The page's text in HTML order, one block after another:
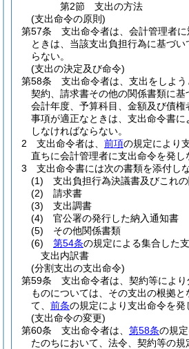
第2節
支出の方法
(支出命令の原則)
第57条
支出命令者は、会計管理者
ときは、当該支出負担行為に基づ
らない。
(支出の決定及び命令)
第58条
支出命令者は、支出をしよう
契約、請求書その他の関係書類に基
会計年度、予算科目、金額及び債
事項が適正なときは、支出命令書
しなければならない。
2
支出命令者は、 前項の規定により
直ちに会計管理者に支出命令を発し
3
支出命令書には次の書類を添付し
(1)
支出負担行為決議書及びこれ
(2)
請求書
(3)
支出調書
(4)
官公署の発行した納入通知書
(5)
その他関係書類
(6)
第54条の規定による集合した
支出内訳書
(分割支出の支出命令)
第59条
支出命令者は、契約等によ
ものについては、その支出の根拠
て、 前条の規定により支出命令を発
(支出命令の変更)
第60条
支出命令者は、 第58条の規
たのちにおいて、法令、契約等の